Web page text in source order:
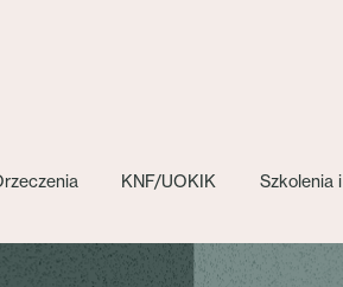
KNF/UOKIK Szkolenia